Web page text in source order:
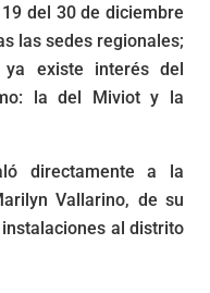
del 30 de diciembre
las sedes regionales;
existe interés del
la del Miviot y la
directamente a la
Vallarino, de su
al distrito